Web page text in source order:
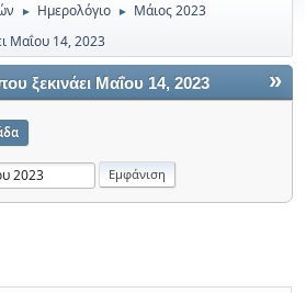
► Ημερολόγιο ► Μάιος 2023
Μαΐου 14, 2023
»
ξεκινάει Μαΐου 14, 2023